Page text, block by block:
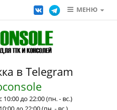
МЕНЮ
в Telegram
до 22:00 (пн. - вс.)